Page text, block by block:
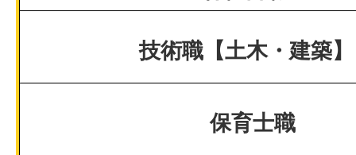
技術職【土木・建築】
保育士職